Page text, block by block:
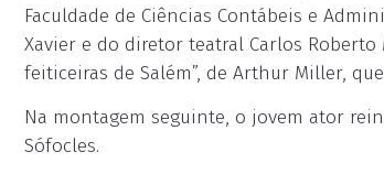
Faculdade de Ciências Contábeis e
Xavier e do diretor teatral Carlos
feiticeiras de Salém”, de Arthur Miller,
Na montagem seguinte, o jovem ator
Sófocles.